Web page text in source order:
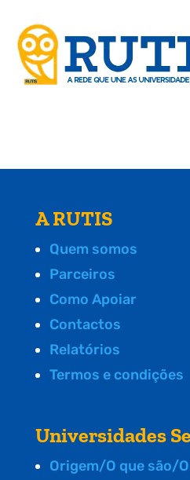
A RUTIS
Quem somos
Parceiros
Como Apoiar
Contactos
Relatórios
Termos e condições
Universidades
Origem/O que são/